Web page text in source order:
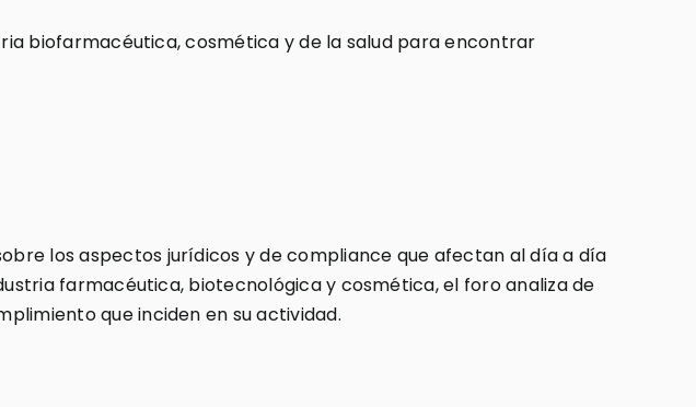
biofarmacéutica, cosmética y de la salud para encontrar
los aspectos jurídicos y de compliance que afectan al día a día
farmacéutica, biotecnológica y cosmética, el foro analiza de
que inciden en su actividad.